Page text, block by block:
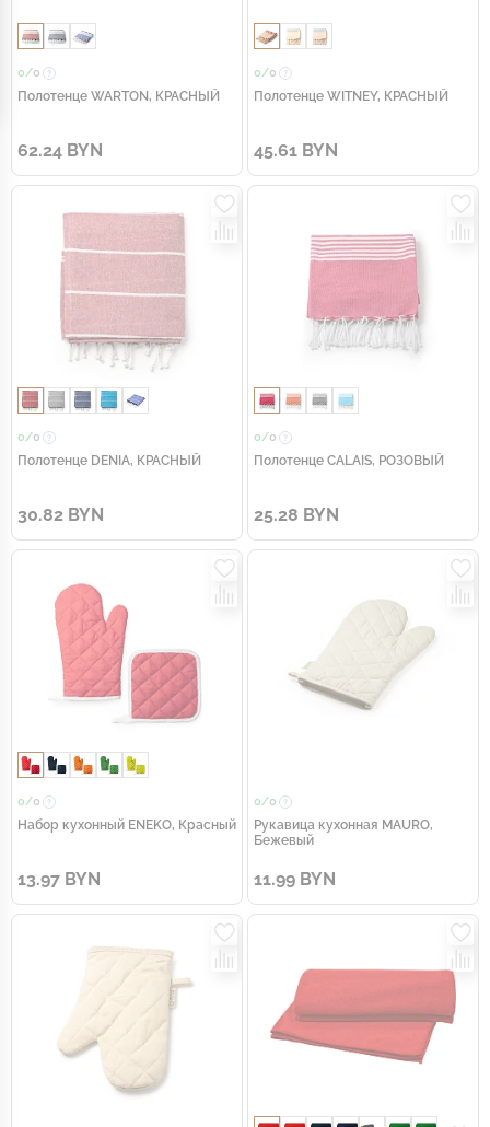
0/0
Полотенце WARTON, КРАСНЫЙ
62.24 BYN
0/0
Полотенце WITNEY, КРАСНЫЙ
45.61 BYN
0/0
Полотенце DENIA, КРАСНЫЙ
30.82 BYN
0/0
Полотенце CALAIS, РОЗОВЫЙ
25.28 BYN
0/0
Набор кухонный ENEKO, Красный
13.97 BYN
0/0
Рукавица кухонная MAURO,
Бежевый
11.99 BYN